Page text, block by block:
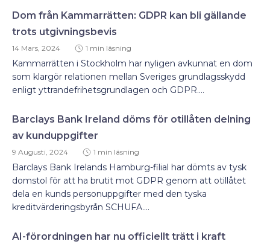
Dom från Kammarrätten: GDPR kan bli gällande
trots utgivningsbevis
14 Mars, 2024 1 min läsning
Kammarrätten i Stockholm har nyligen avkunnat en dom
som klargör relationen mellan Sveriges grundlagsskydd
enligt yttrandefrihetsgrundlagen och GDPR....
Barclays Bank Ireland döms för otillåten delning
av kunduppgifter
9 Augusti, 2024 1 min läsning
Barclays Bank Irelands Hamburg-filial har dömts av tysk
domstol för att ha brutit mot GDPR genom att otillåtet
dela en kunds personuppgifter med den tyska
kreditvärderingsbyrån SCHUFA....
AI-förordningen har nu officiellt trätt i kraft